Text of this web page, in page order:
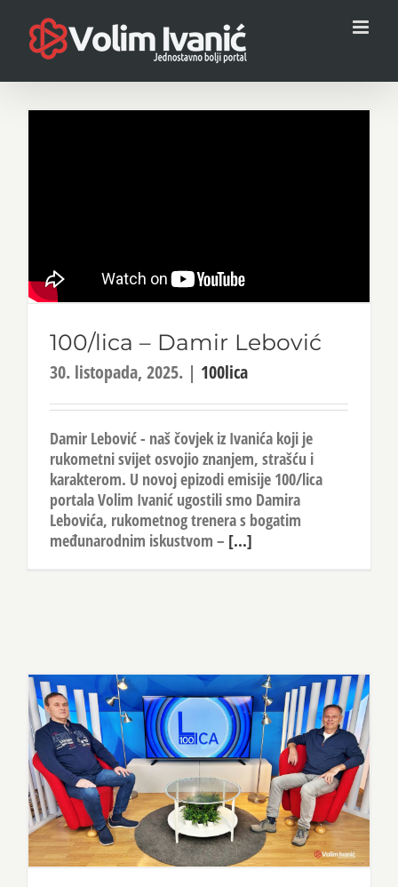
content
100/lica – Damir Lebović
30. listopada, 2025. | 100lica
Damir Lebović - naš čovjek iz Ivanića koji je
rukometni svijet osvojio znanjem, strašću i
karakterom. U novoj epizodi emisije 100/lica
portala Volim Ivanić ugostili smo Damira
Lebovića, rukometnog trenera s bogatim
međunarodnim iskustvom – [...]